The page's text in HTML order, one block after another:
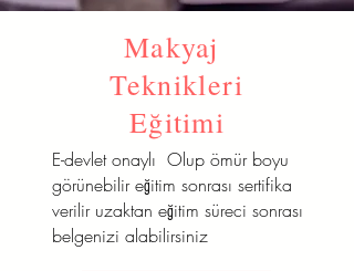
Makyaj
Teknikleri
Eğitimi
E-devlet onaylı Olup ömür boyu
görünebilir eğitim sonrası sertifika
verilir uzaktan eğitim süreci sonrası
belgenizi alabilirsiniz